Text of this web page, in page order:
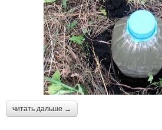
читать дальше →